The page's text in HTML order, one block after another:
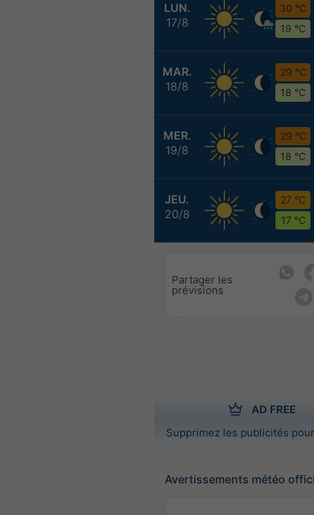
LUN.
17/8
30 °C
19 °C
MAR.
18/8
29 °C
18 °C
MER.
19/8
29 °C
18 °C
JEU.
20/8
27 °C
17 °C
Partager les
prévisions
AD FREE
Supprimez les publicités
Avertissements météo